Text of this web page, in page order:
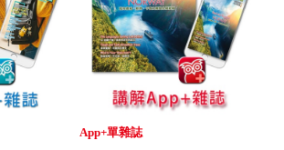
App+單雜誌